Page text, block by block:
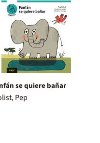
se quiere bañar
Pep